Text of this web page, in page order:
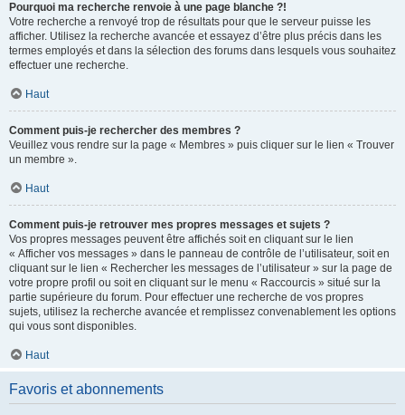
Pourquoi ma recherche renvoie à une page blanche ?!
Votre recherche a renvoyé trop de résultats pour que le serveur puisse les
afficher. Utilisez la recherche avancée et essayez d’être plus précis dans les
termes employés et dans la sélection des forums dans lesquels vous souhaitez
effectuer une recherche.
Haut
Comment puis-je rechercher des membres ?
Veuillez vous rendre sur la page « Membres » puis cliquer sur le lien « Trouver
un membre ».
Haut
Comment puis-je retrouver mes propres messages et sujets ?
Vos propres messages peuvent être affichés soit en cliquant sur le lien
« Afficher vos messages » dans le panneau de contrôle de l’utilisateur, soit en
cliquant sur le lien « Rechercher les messages de l’utilisateur » sur la page de
votre propre profil ou soit en cliquant sur le menu « Raccourcis » situé sur la
partie supérieure du forum. Pour effectuer une recherche de vos propres
sujets, utilisez la recherche avancée et remplissez convenablement les options
qui vous sont disponibles.
Haut
Favoris et abonnements